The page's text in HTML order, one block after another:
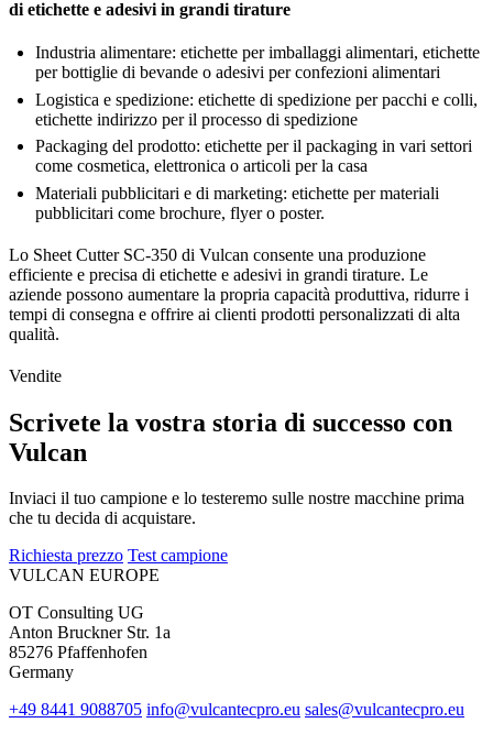
di etichette e adesivi in grandi tirature
Industria alimentare: etichette per imballaggi alimentari, etichette
per bottiglie di bevande o adesivi per confezioni alimentari
Logistica e spedizione: etichette di spedizione per pacchi e colli,
etichette indirizzo per il processo di spedizione
Packaging del prodotto: etichette per il packaging in vari settori
come cosmetica, elettronica o articoli per la casa
Materiali pubblicitari e di marketing: etichette per materiali
pubblicitari come brochure, flyer o poster.
Lo Sheet Cutter SC-350 di Vulcan consente una produzione
efficiente e precisa di etichette e adesivi in grandi tirature. Le
aziende possono aumentare la propria capacità produttiva, ridurre i
tempi di consegna e offrire ai clienti prodotti personalizzati di alta
qualità.
Vendite
Scrivete la vostra storia di successo con
Vulcan
Inviaci il tuo campione e lo testeremo sulle nostre macchine prima
che tu decida di acquistare.
Richiesta prezzo Test campione
VULCAN EUROPE
OT Consulting UG
Anton Bruckner Str. 1a
85276 Pfaffenhofen
Germany
+49 8441 9088705 info@vulcantecpro.eu sales@vulcantecpro.eu